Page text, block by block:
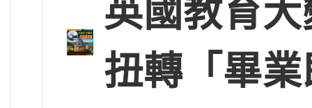
英國教育
扭轉「畢